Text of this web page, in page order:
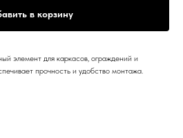
в корзину
элемент для каркасов, ограждений и
прочность и удобство монтажа.